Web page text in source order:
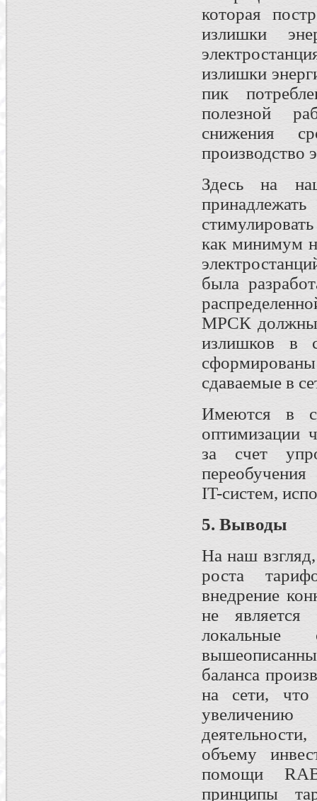
которая
излишки
излишки
пик
полезной
снижения
производство
Здесь на
как минимум
была
МРСК должны
излишков в
сдаваемые в
Имеются в
оптимизации
за счет
IT-систем,
5. Выводы
На наш
роста
внедрение
не является
локальные
баланса
на сети,
объему
помощи
принципы